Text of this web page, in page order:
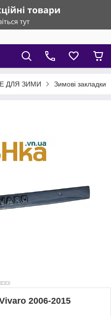
ДЛЯ ЗИМИ Зимові закладки
2006-2015